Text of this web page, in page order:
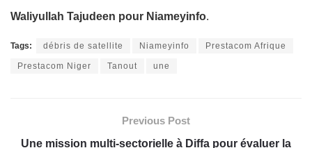
Waliyullah Tajudeen pour Niameyinfo.
Tags: débris de satellite Niameyinfo Prestacom Afrique
Prestacom Niger Tanout une
Previous Post
Une mission multi-sectorielle à Diffa pour évaluer la